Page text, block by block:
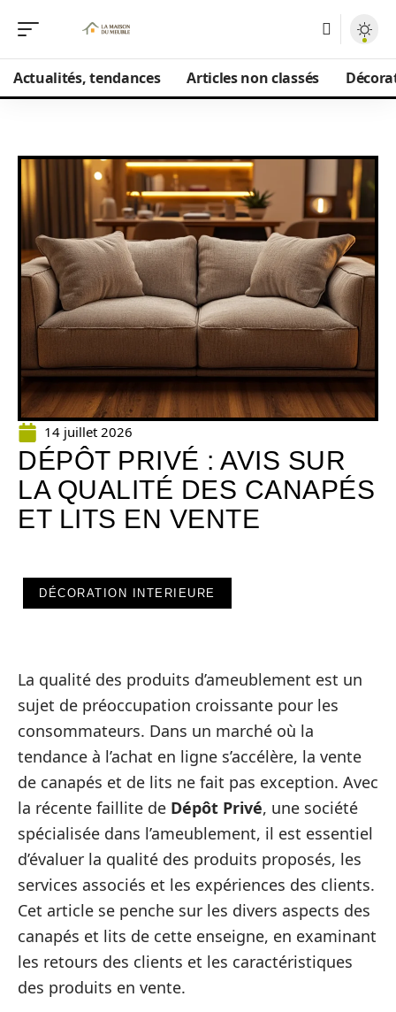
Actualités, tendances Articles non classés
14 juillet 2026
DÉPÔT PRIVÉ : AVIS SUR
LA QUALITÉ DES CANAPÉS
ET LITS EN VENTE
DÉCORATION INTERIEURE
La qualité des produits d’ameublement est un
sujet de préoccupation croissante pour les
consommateurs. Dans un marché où la
tendance à l’achat en ligne s’accélère, la vente
de canapés et de lits ne fait pas exception. Avec
la récente faillite de Dépôt Privé, une société
spécialisée dans l’ameublement, il est essentiel
d’évaluer la qualité des produits proposés, les
services associés et les expériences des clients.
Cet article se penche sur les divers aspects des
canapés et lits de cette enseigne, en examinant
les retours des clients et les caractéristiques
des produits en vente.